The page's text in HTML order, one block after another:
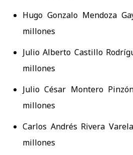
Hugo Gonzalo Mendoza
millones
Julio Alberto Castillo
millones
Julio César Montero
millones
Carlos Andrés Rivera
millones